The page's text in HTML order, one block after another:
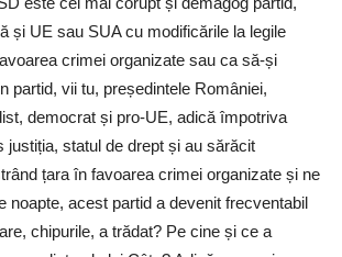
și UE sau SUA cu modificările la legile
crimei organizate sau ca să-și
partid, vii tu, președintele României,
democrat și pro-UE, adică împotriva
justiția, statul de drept și au sărăcit
țara în favoarea crimei organizate și ne
noapte, acest partid a devenit frecventabil
chipurile, a trădat? Pe cine și ce a